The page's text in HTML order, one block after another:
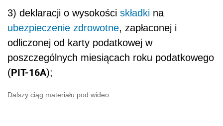
3) deklaracji o wysokości składki na
ubezpieczenie zdrowotne, zapłaconej i
odliczonej od karty podatkowej w
poszczególnych miesiącach roku podatkowego
(PIT-16A);
Dalszy ciąg materiału pod wideo